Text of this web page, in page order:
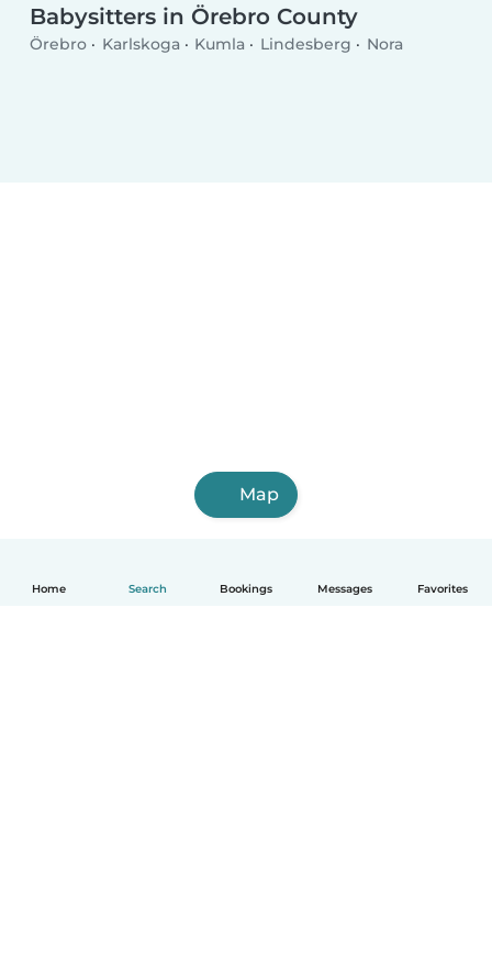
Home Search Bookings Messages Favorites
Babysitters in Örebro County
Örebro Karlskoga Kumla Lindesberg Nora
Map